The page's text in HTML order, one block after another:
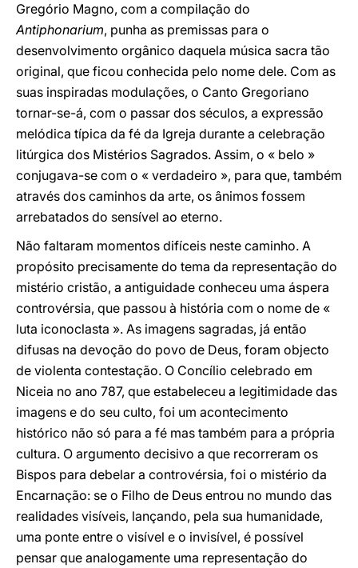
Gregório Magno, com a compilação do
Antiphonarium, punha as premissas para o
desenvolvimento orgânico daquela música sacra tão
original, que ficou conhecida pelo nome dele. Com as
suas inspiradas modulações, o Canto Gregoriano
tornar-se-á, com o passar dos séculos, a expressão
melódica típica da fé da Igreja durante a celebração
litúrgica dos Mistérios Sagrados. Assim, o « belo »
conjugava-se com o « verdadeiro », para que, também
através dos caminhos da arte, os ânimos fossem
arrebatados do sensível ao eterno.
Não faltaram momentos difíceis neste caminho. A
propósito precisamente do tema da representação do
mistério cristão, a antiguidade conheceu uma áspera
controvérsia, que passou à história com o nome de «
luta iconoclasta ». As imagens sagradas, já então
difusas na devoção do povo de Deus, foram objecto
de violenta contestação. O Concílio celebrado em
Niceia no ano 787, que estabeleceu a legitimidade das
imagens e do seu culto, foi um acontecimento
histórico não só para a fé mas também para a própria
cultura. O argumento decisivo a que recorreram os
Bispos para debelar a controvérsia, foi o mistério da
Encarnação: se o Filho de Deus entrou no mundo das
realidades visíveis, lançando, pela sua humanidade,
uma ponte entre o visível e o invisível, é possível
pensar que analogamente uma representação do